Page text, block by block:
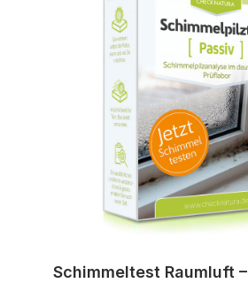
Schimmeltest Raumluft –